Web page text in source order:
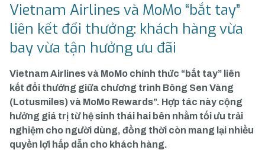
Vietnam Airlines và MoMo “bắt tay”
liên kết đổi thưởng: khách hàng vừa
bay vừa tận hưởng ưu đãi
Vietnam Airlines và MoMo chính thức “bắt tay” liên
kết đổi thưởng giữa chương trình Bông Sen Vàng
(Lotusmiles) và MoMo Rewards”. Hợp tác này cộng
hưởng giá trị từ hệ sinh thái hai bên nhằm tối ưu trải
nghiệm cho người dùng, đồng thời còn mang lại nhiều
quyền lợi hấp dẫn cho khách hàng.